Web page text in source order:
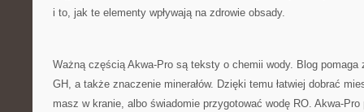
i to, jak te elementy wpływają na zdrowie obsady.
Ważną częścią Akwa-Pro są teksty o chemii wody. Blog pomaga
GH, a także znaczenie minerałów. Dzięki temu łatwiej dobrać
masz w kranie, albo świadomie przygotować wodę RO. Akwa-